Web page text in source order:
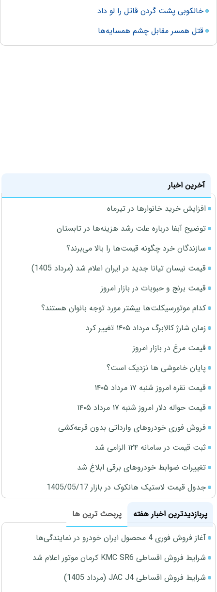
خالکوبی پشت گردن قاتل را لو داد
قتل همسر مقابل چشم همسایه‌ها
آخرین اخبار
افزایش خرید خانوارها در تیرماه
توضیح آبفا درباره علت رشد هزینه‌ها در تابستان
سازندگان خرد چگونه قیمت‌ها را بالا می‌برند؟
قیمت نیسان تیانا جدید در ایران اعلام شد (مرداد 1405)
قیمت برنج و حبوبات در بازار امروز
کدام موتورسیکلت‌ها بیشتر مورد توجه بانوان هستند؟
زمان شارژ کالابرگ مرداد ۱۴۰۵ تغییر کرد
قیمت مرغ در بازار امروز
پایان خاموشی ها نزدیک است؟
قیمت نقره امروز شنبه ۱۷ مرداد ۱۴۰۵
قیمت حواله دلار امروز شنبه ۱۷ مرداد ۱۴۰۵
فروش فوری خودروهای وارداتی بدون قرعه‌کشی
ثبت قیمت در سامانه ۱۲۴ الزامی شد
تغییرات ضوابط خودروهای برقی ابلاغ شد
جدول قیمت لاستیک هانکوک در بازار 1405/05/17
پربازدیدترین اخبار هفته
پربحث ترین ها
آغاز فروش فوری 4 محصول ایران خودرو در نمایندگی‌ها
شرایط فروش اقساطی KMC SR6 کرمان موتور اعلام شد
شرایط فروش اقساطی JAC J4 (مرداد 1405)